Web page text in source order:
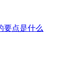
要点是什么